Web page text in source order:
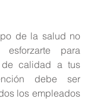
de la salud no
para
de calidad a tus
debe ser
los empleados